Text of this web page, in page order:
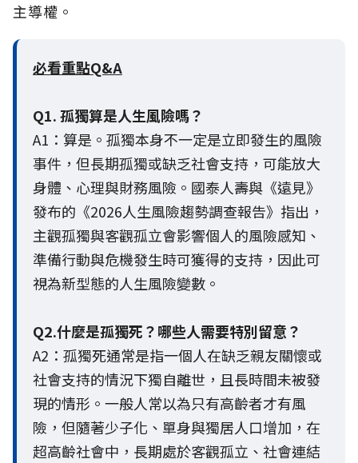
主導權。
必看重點Q&A
Q1. 孤獨算是人生風險嗎？
A1：算是。孤獨本身不一定是立即發生的風險
事件，但長期孤獨或缺乏社會支持，可能放大
身體、心理與財務風險。國泰人壽與《遠見》
發布的《2026人生風險趨勢調查報告》指出，
主觀孤獨與客觀孤立會影響個人的風險感知、
準備行動與危機發生時可獲得的支持，因此可
視為新型態的人生風險變數。
Q2.什麼是孤獨死？哪些人需要特別留意？
A2：孤獨死通常是指一個人在缺乏親友關懷或
社會支持的情況下獨自離世，且長時間未被發
現的情形。一般人常以為只有高齡者才有風
險，但隨著少子化、單身與獨居人口增加，在
超高齡社會中，長期處於客觀孤立、社會連結